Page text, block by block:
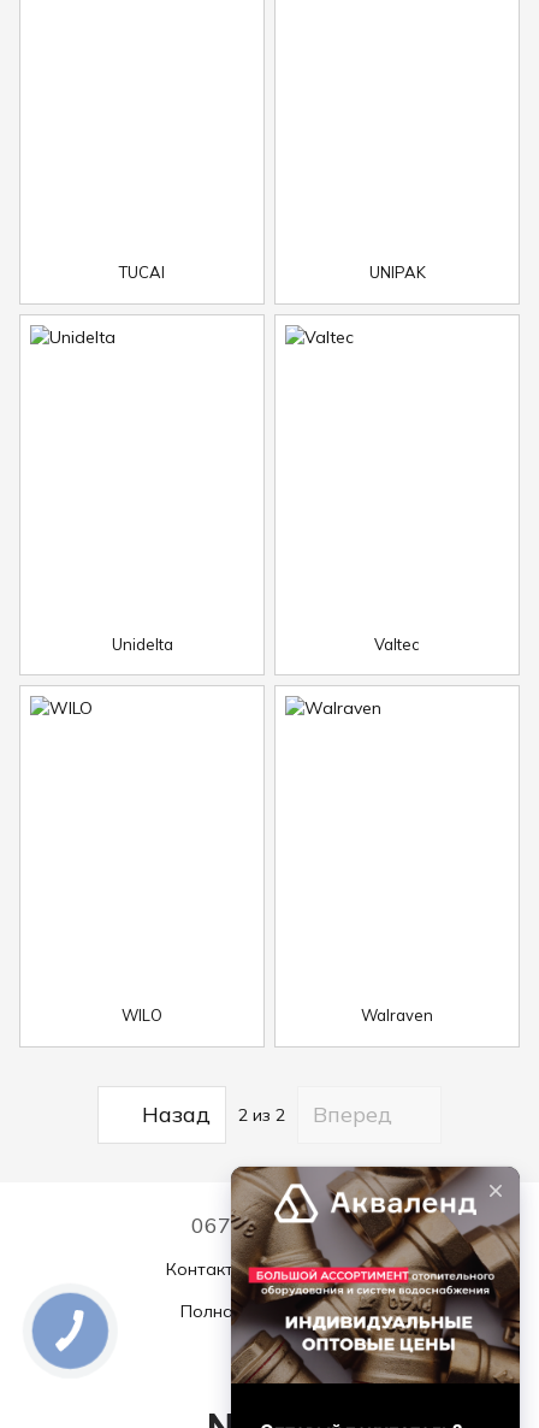
TUCAI UNIPAK
Unidelta Valtec
WILO Walraven
Назад 2 из 2 Вперед
067 339 7768
Контактная информация
Полная версия сайта
© 2026